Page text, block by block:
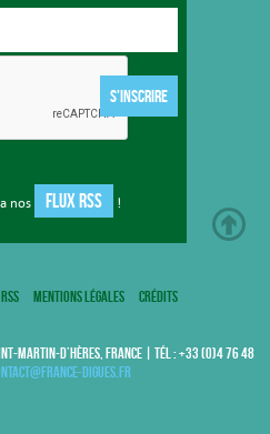
S'INSCRIRE
nos FLUX RSS !
Mentions légales Crédits
MARTIN-D’HÈRES, FRANCE | TÉL : +33 (0)4 76 48
digues.fr